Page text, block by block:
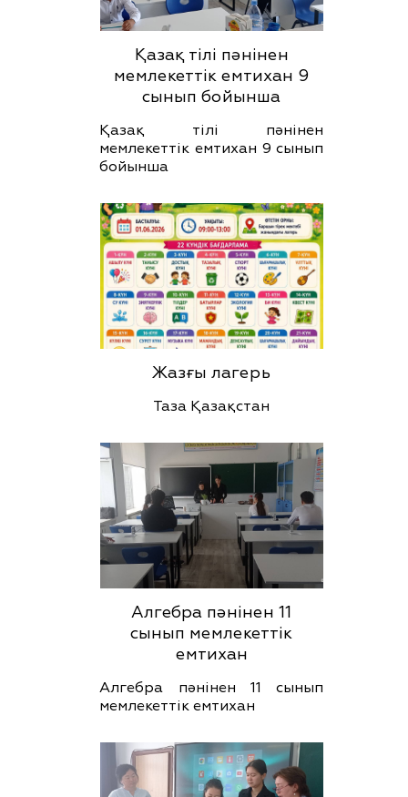
Қазақ тілі пәнінен
мемлекеттік емтихан 9
сынып бойынша
Қазақ тілі пәнінен
мемлекеттік емтихан 9 сынып
бойынша
Жазғы лагерь
Таза Қазақстан
Алгебра пәнінен 11
сынып мемлекеттік
емтихан
Алгебра пәнінен 11 сынып
мемлекеттік емтихан